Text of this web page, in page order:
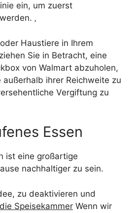
ein, um zuerst
‚
Haustiere in Ihrem
Sie in Betracht, eine
von Walmart abzuholen,
ihrer Reichweite zu
Vergiftung zu
Essen
ist eine großartige
nachhaltiger zu sein.
zu deaktivieren und
Speisekammer Wenn wir